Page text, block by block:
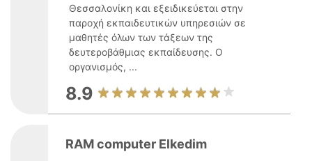
Θεσσαλονίκη και εξειδικεύεται στην
παροχή εκπαιδευτικών υπηρεσιών σε
μαθητές όλων των τάξεων της
δευτεροβάθμιας εκπαίδευσης. Ο
οργανισμός, ...
8.9
RAM computer Elkedim